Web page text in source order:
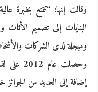
وقالت إنها: “تتمتع بخبرة
البنايات إلى تصميم
ومبجلة لدى الشركات
وحصلت
إضافة إلى العديد من الجوائز